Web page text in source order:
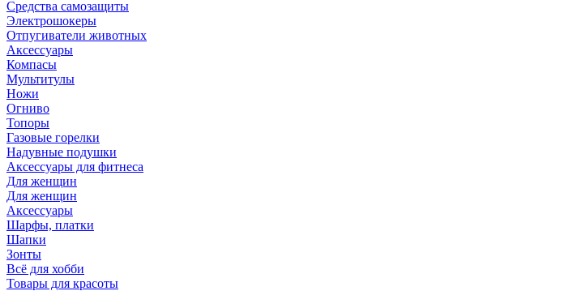
Средства самозащиты
Электрошокеры
Отпугиватели животных
Аксессуары
Компасы
Мультитулы
Ножи
Огниво
Топоры
Газовые горелки
Надувные подушки
Аксессуары для фитнеса
Для женщин
Для женщин
Аксессуары
Шарфы, платки
Шапки
Зонты
Всё для хобби
Товары для красоты